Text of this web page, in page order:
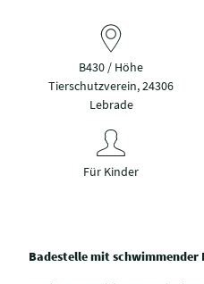
B430 / Höhe
Tierschutzverein, 24306
Lebrade
Für Kinder
Badestelle mit schwimmender